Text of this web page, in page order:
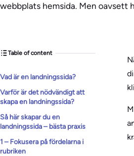
webbplats hemsida. Men oavsett
Table of content
Vad är en landningssida?
Varför är det nödvändigt att
skapa en landningssida?
Så här skapar du en
landningssida – bästa praxis
1 – Fokusera på fördelarna i
rubriken